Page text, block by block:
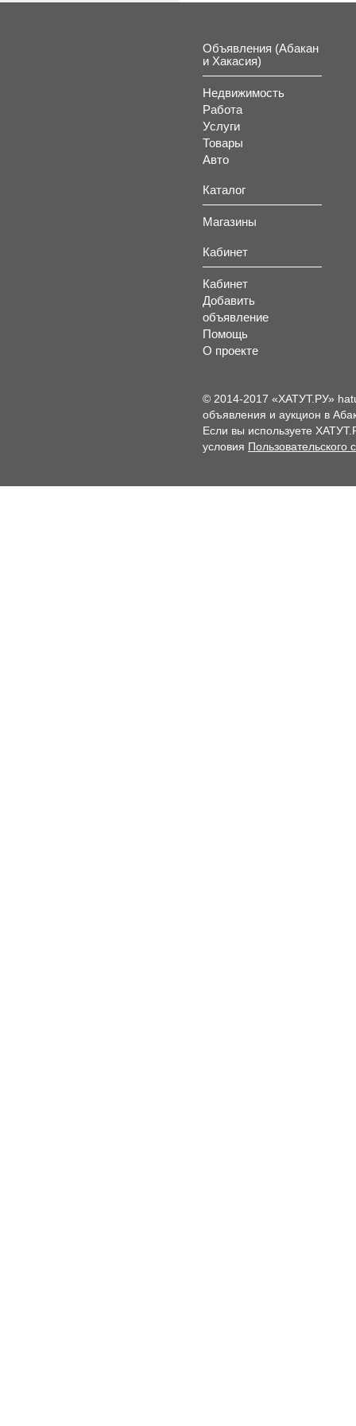
Объявления (Абакан
и Хакасия)
Недвижимость
Работа
Услуги
Товары
Авто
Каталог
Магазины
Кабинет
Кабинет
Добавить
объявление
Помощь
О проекте
© 2014-2017 «ХАТУТ.РУ»
объявления и аукцион в
Если вы используете
условия Пользовательского